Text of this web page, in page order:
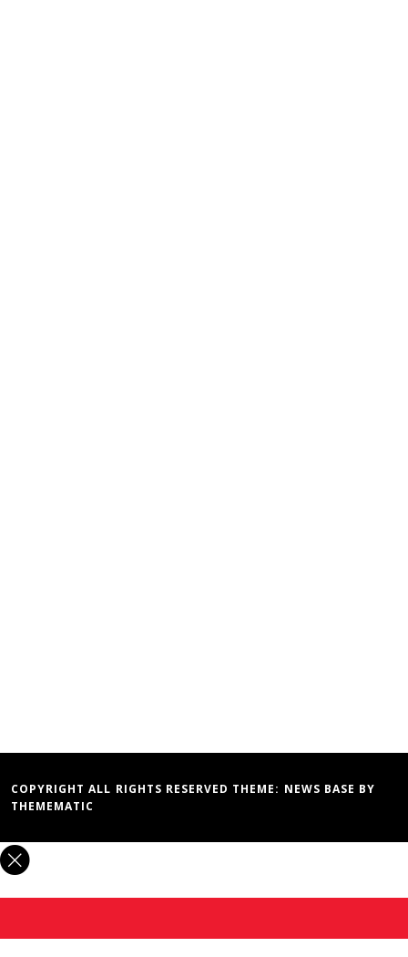
COPYRIGHT ALL RIGHTS RESERVED THEME: NEWS BASE BY
THEMEMATIC